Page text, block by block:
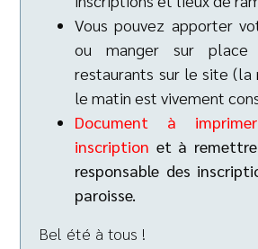
Vous pouvez apporter
ou manger sur place
restaurants sur le site (la
le matin est vivement
Document à
inscription et à
responsable des
paroisse.
Bel été à tous !